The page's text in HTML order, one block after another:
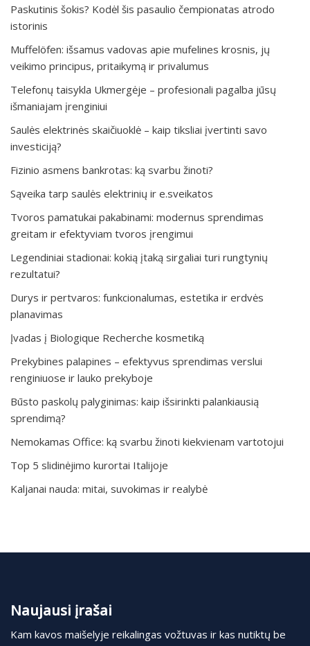
Paskutinis šokis? Kodėl šis pasaulio čempionatas atrodo
istorinis
Muffelöfen: išsamus vadovas apie mufelines krosnis, jų
veikimo principus, pritaikymą ir privalumus
Telefonų taisykla Ukmergėje – profesionali pagalba jūsų
išmaniajam įrenginiui
Saulės elektrinės skaičiuoklė – kaip tiksliai įvertinti savo
investiciją?
Fizinio asmens bankrotas: ką svarbu žinoti?
Sąveika tarp saulės elektrinių ir e.sveikatos
Tvoros pamatukai pakabinami: modernus sprendimas
greitam ir efektyviam tvoros įrengimui
Legendiniai stadionai: kokią įtaką sirgaliai turi rungtynių
rezultatui?
Durys ir pertvaros: funkcionalumas, estetika ir erdvės
planavimas
Įvadas į Biologique Recherche kosmetiką
Prekybines palapines – efektyvus sprendimas verslui
renginiuose ir lauko prekyboje
Būsto paskolų palyginimas: kaip išsirinkti palankiausią
sprendimą?
Nemokamas Office: ką svarbu žinoti kiekvienam vartotojui
Top 5 slidinėjimo kurortai Italijoje
Kaljanai nauda: mitai, suvokimas ir realybė
Naujausi įrašai
Kam kavos maišelyje reikalingas vožtuvas ir kas nutiktų be